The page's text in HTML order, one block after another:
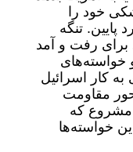
خود را
پایین. تنگه
برای رفت و آمد
خواسته‌های
کار اسرائیل
مقاومت
که
خواسته‌ها